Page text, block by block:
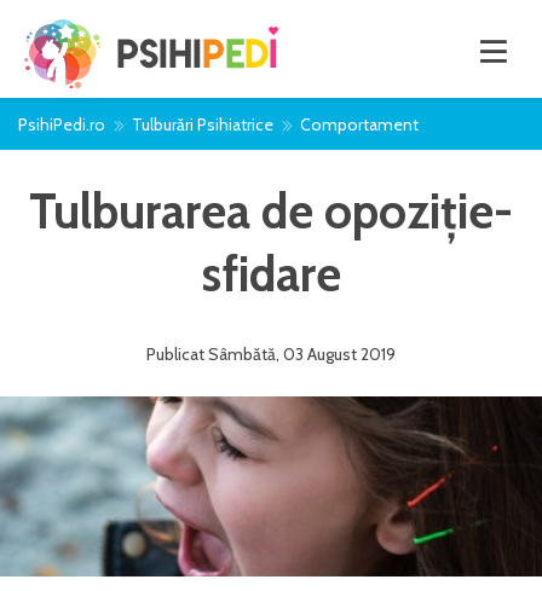
PsihiPedi.ro Tulburări Psihiatrice Comportament
Tulburarea de opoziție-
sfidare
PublicatSâmbătă, 03 August2019